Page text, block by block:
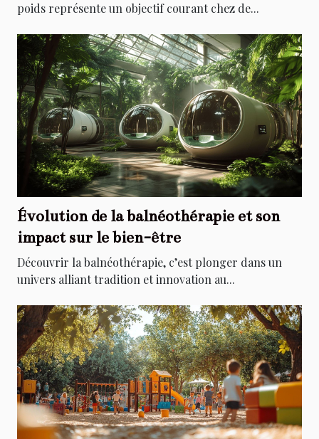
poids représente un objectif courant chez de...
Évolution de la balnéothérapie et son
impact sur le bien-être
Découvrir la balnéothérapie, c’est plonger dans un
univers alliant tradition et innovation au...